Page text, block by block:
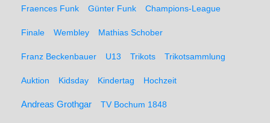
Fraences Funk Günter Funk Champions-League
Finale Wembley Mathias Schober
Franz Beckenbauer U13 Trikots Trikotsammlung
Auktion Kidsday Kindertag Hochzeit
Andreas Grothgar TV Bochum 1848